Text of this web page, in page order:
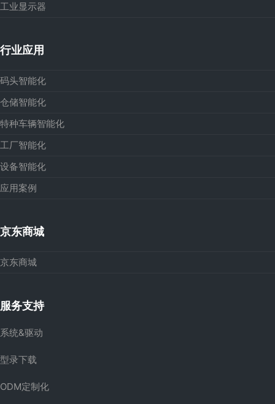
工业显示器
行业应用
码头智能化
仓储智能化
特种车辆智能化
工厂智能化
设备智能化
应用案例
京东商城
京东商城
服务支持
系统&驱动
型录下载
ODM定制化